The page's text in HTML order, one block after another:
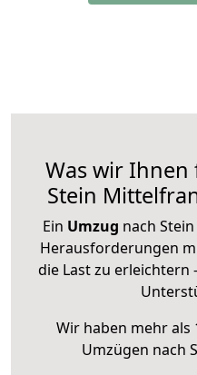
Was wir
Stein
Ein Umzug nach
Herausforderungen
die Last zu erleichtern
Wir haben mehr als
Umzügen nach